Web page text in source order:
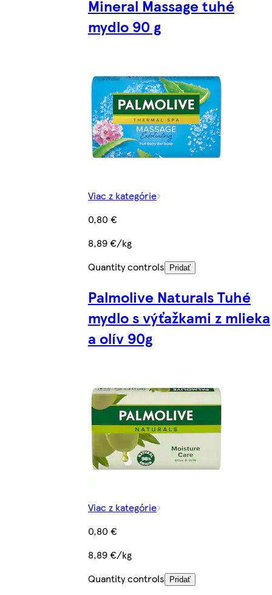
Mineral Massage tuhé
mydlo 90 g
Viac z kategórie
0,80 €
8,89 €/kg
Quantity controls
Pridať
Palmolive Naturals Tuhé
mydlo s výťažkami z mlieka
a olív 90g
Viac z kategórie
0,80 €
8,89 €/kg
Quantity controls
Pridať